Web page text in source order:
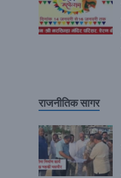
राजनीतिक सागर